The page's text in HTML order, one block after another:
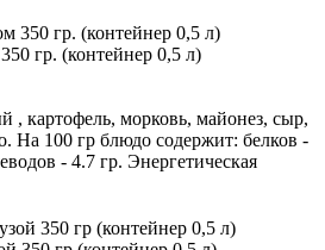
гр. (контейнер 0,5 л)
, картофель, морковь, майонез, сыр,
На 100 гр блюдо содержит: белков -
- 4.7 гр. Энергетическая